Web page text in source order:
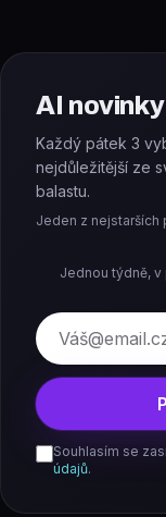
AI
Každý pátek 3
nejdůležitější ze
balastu.
Jeden z nejstarších
Jednou týdně,
E-mail
Souhlasím se
údajů.